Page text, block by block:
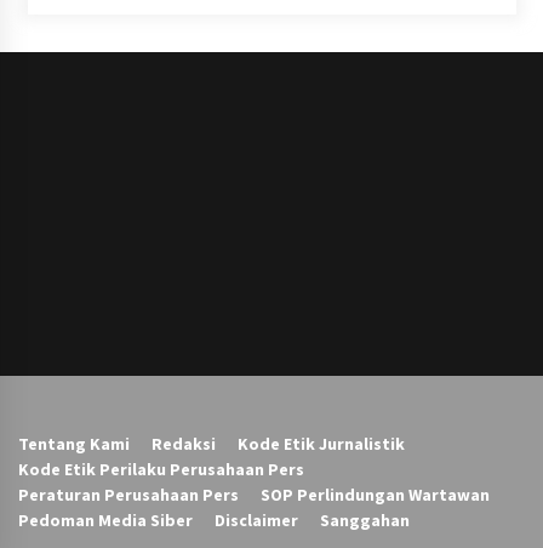
Tentang Kami Redaksi
Kode Etik Jurnalistik
Kode Etik Perilaku Perusahaan Pers
Peraturan Perusahaan Pers
SOP Perlindungan Wartawan
Pedoman Media Siber
Disclaimer Sanggahan